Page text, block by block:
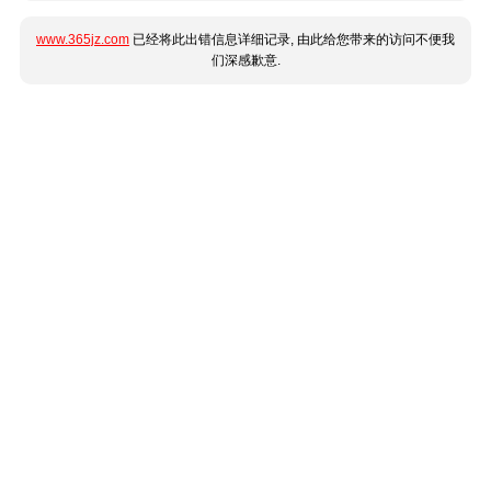
www.365jz.com 已经将此出错信息详细记录, 由此给您带来的访问不便我
们深感歉意.